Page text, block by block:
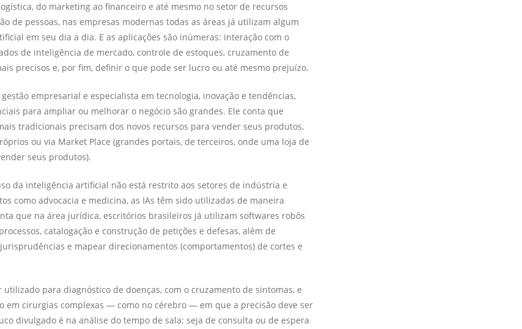
do marketing ao financeiro e até mesmo no setor de recursos
de pessoas, nas empresas modernas todas as áreas já utilizam algum
em seu dia a dia. E as aplicações são inúmeras: interação com o
de inteligência de mercado, controle de estoques, cruzamento de
precisos e, por fim, definir o que pode ser lucro ou até mesmo prejuízo.
empresarial e especialista em tecnologia, inovação e tendências,
para ampliar ou melhorar o negócio são grandes. Ele conta que
tradicionais precisam dos novos recursos para vender seus produtos,
ou via Market Place (grandes portais, de terceiros, onde uma loja de
seus produtos).
da inteligência artificial não está restrito aos setores de indústria e
como advocacia e medicina, as IAs têm sido utilizadas de maneira
que na área jurídica, escritórios brasileiros já utilizam softwares robôs
catalogação e construção de petições e defesas, além de
e mapear direcionamentos (comportamentos) de cortes e
utilizado para diagnóstico de doenças, com o cruzamento de sintomas, e
em cirurgias complexas — como no cérebro — em que a precisão deve ser
divulgado é na análise do tempo de sala: seja de consulta ou de espera